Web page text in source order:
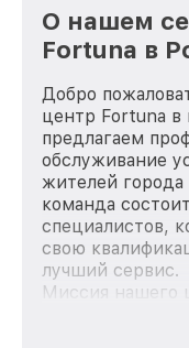
О нашем
Fortuna в
Добро
центр Fortuna
предлагаем
обслуживание
жителей
команда
специалистов,
свою
лучший сервис.
Миссия нашего
качественный
каждого